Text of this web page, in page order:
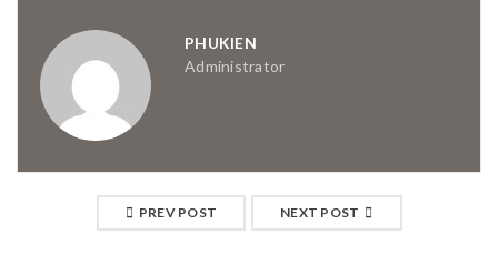
PHUKIEN
Administrator
PREV POST NEXT POST